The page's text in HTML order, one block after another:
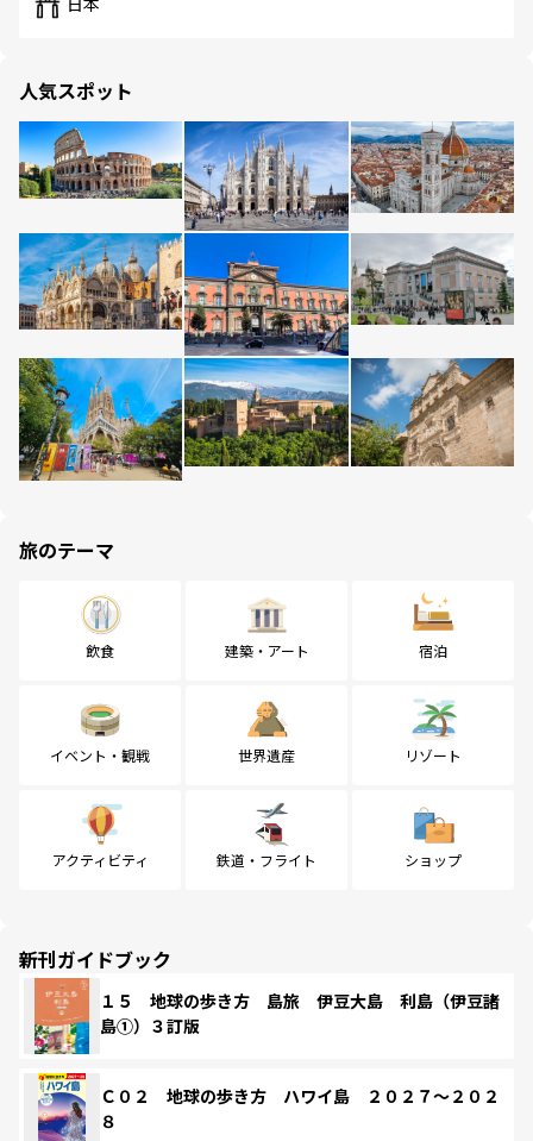
日本
人気スポット
旅のテーマ
飲食 建築・アート 宿泊
イベント・観戦 世界遺産 リゾート
アクティビティ 鉄道・フライト ショップ
新刊ガイドブック
１５ 地球の歩き方 島旅 伊豆大島 利島（伊豆諸
島①）３訂版
Ｃ０２ 地球の歩き方 ハワイ島 ２０２７～２０２
８